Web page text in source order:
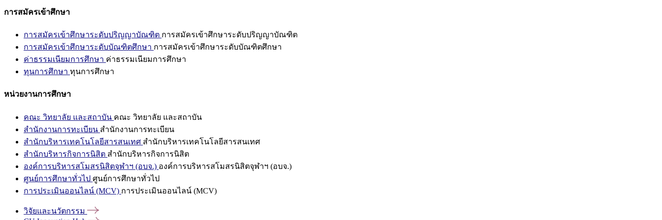
การสมัครเข้าศึกษา
การสมัครเข้าศึกษาระดับปริญญาบัณฑิต การสมัครเข้าศึกษาระดับปริญญาบัณฑิต
การสมัครเข้าศึกษาระดับบัณฑิตศึกษา การสมัครเข้าศึกษาระดับบัณฑิตศึกษา
ค่าธรรมเนียมการศึกษา ค่าธรรมเนียมการศึกษา
ทุนการศึกษา ทุนการศึกษา
หน่วยงานการศึกษา
คณะ วิทยาลัย และสถาบัน คณะ วิทยาลัย และสถาบัน
สำนักงานการทะเบียน สำนักงานการทะเบียน
สำนักบริหารเทคโนโลยีสารสนเทศ สำนักบริหารเทคโนโลยีสารสนเทศ
สำนักบริหารกิจการนิสิต สำนักบริหารกิจการนิสิต
องค์การบริหารสโมสรนิสิตจุฬาฯ (อบจ.) องค์การบริหารสโมสรนิสิตจุฬาฯ (อบจ.)
ศูนย์การศึกษาทั่วไป ศูนย์การศึกษาทั่วไป
การประเมินออนไลน์ (MCV) การประเมินออนไลน์ (MCV)
วิจัยและนวัตกรรม